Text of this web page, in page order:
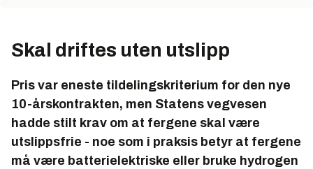
Skal driftes uten utslipp
Pris var eneste tildelingskriterium for den nye
10-årskontrakten, men Statens vegvesen
hadde stilt krav om at fergene skal være
utslippsfrie - noe som i praksis betyr at fergene
må være batterielektriske eller bruke hydrogen